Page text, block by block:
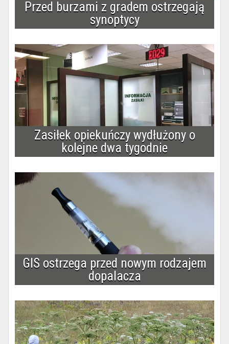
Przed burzami z gradem ostrzegają
synoptycy
Zasiłek opiekuńczy wydłużony o
kolejne dwa tygodnie
GIS ostrzega przed nowym rodzajem
dopalacza